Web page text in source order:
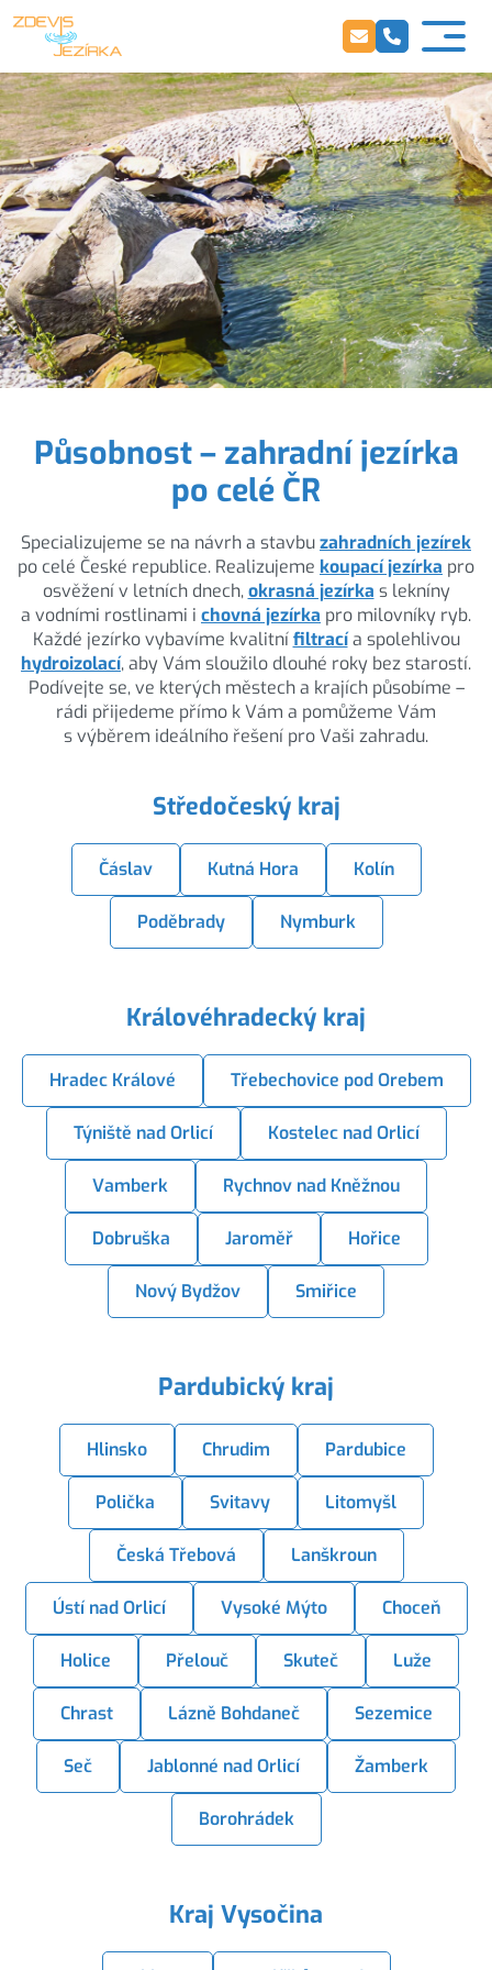
Působnost – zahradní jezírka
po celé ČR
Specializujeme se na návrh a stavbuzahradních jezírek
po celé České republice. Realizujeme koupací jezírka pro
osvěžení v letních dnech,okrasná jezírka s lekníny
a vodními rostlinami i chovná jezírka pro milovníky ryb.
Každé jezírko vybavíme kvalitnífiltracía spolehlivou
hydroizolací, aby Vám sloužilo dlouhé roky bez starostí.
Podívejte se, ve kterých městech a krajích působíme –
rádi přijedeme přímo k Vám a pomůžeme Vám
s výběrem ideálního řešení pro Vaši zahradu.
Středočeský kraj
Čáslav Kutná Hora Kolín
Poděbrady Nymburk
Královéhradecký kraj
Hradec Králové Třebechovice pod Orebem
Týniště nad Orlicí Kostelec nad Orlicí
Vamberk Rychnov nad Kněžnou
Dobruška Jaroměř Hořice
Nový Bydžov Smiřice
Pardubický kraj
Hlinsko Chrudim Pardubice
Polička Svitavy Litomyšl
Česká Třebová Lanškroun
Ústí nad Orlicí Vysoké Mýto Choceň
Holice Přelouč Skuteč Luže
Chrast Lázně Bohdaneč Sezemice
Seč Jablonné nad Orlicí Žamberk
Borohrádek
Kraj Vysočina